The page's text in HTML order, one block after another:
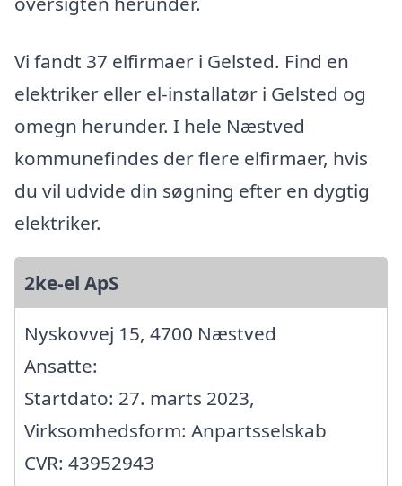
Vi fandt 37 elfirmaer i Gelsted. Find en
elektriker eller el-installatør i Gelsted og
omegn herunder. I hele Næstved
kommunefindes der flere elfirmaer, hvis
du vil udvide din søgning efter en dygtig
elektriker.
2ke-el ApS
Nyskovvej 15, 4700 Næstved
Ansatte:
Startdato: 27. marts 2023,
Virksomhedsform: Anpartsselskab
CVR: 43952943